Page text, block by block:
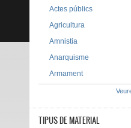
Actes públics
Agricultura
Amnistia
Anarquisme
Armament
TIPUS DE MATERIAL